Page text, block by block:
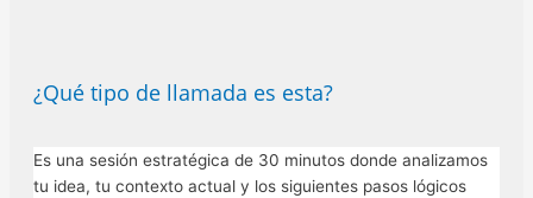
¿Qué tipo de llamada es esta?
Es una sesión estratégica de 30 minutos donde analizamos
tu idea, tu contexto actual y los siguientes pasos lógicos